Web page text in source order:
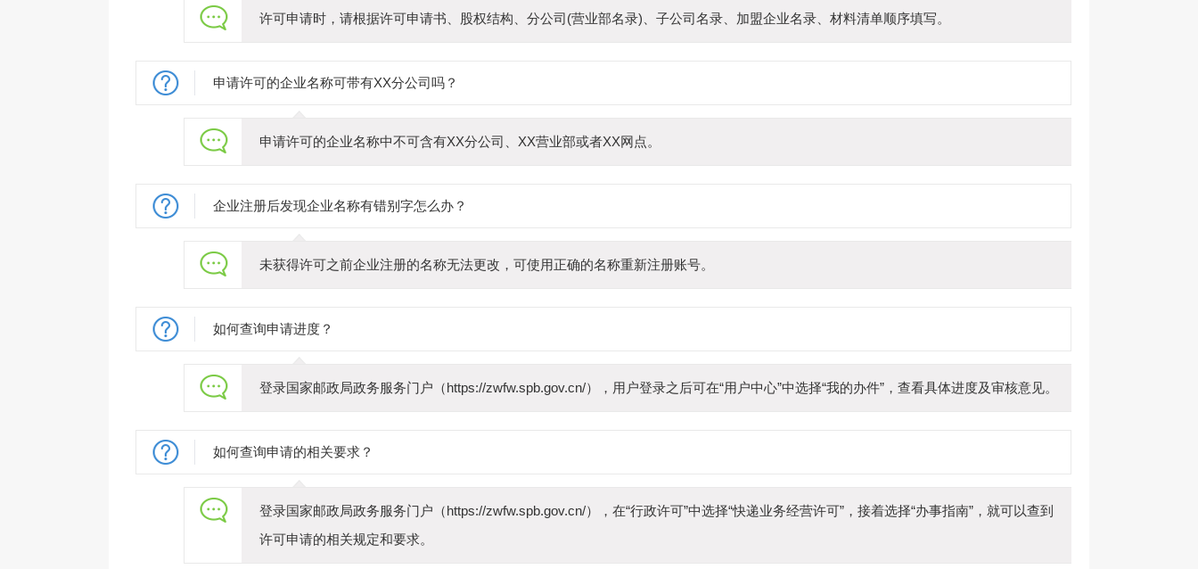
许可申请时，请根据许可申请书、股权结构、分公司(营业部名录)、子公司名录、加盟企业名录、材料清单顺序填写。
申请许可的企业名称可带有XX分公司吗？
申请许可的企业名称中不可含有XX分公司、XX营业部或者XX网点。
企业注册后发现企业名称有错别字怎么办？
未获得许可之前企业注册的名称无法更改，可使用正确的名称重新注册账号。
如何查询申请进度？
登录国家邮政局政务服务门户（https://zwfw.spb.gov.cn/），用户登录之后可在“用户中心”中选择“我的办件”，查看具体进度及审核意见。
如何查询申请的相关要求？
登录国家邮政局政务服务门户（https://zwfw.spb.gov.cn/），在“行政许可”中选择“快递业务经营许可”，接着选择“办事指南”，就可以查到
许可申请的相关规定和要求。